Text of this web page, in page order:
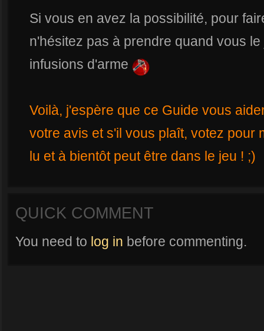
Si vous en avez la possibilité, pour
n'hésitez pas à prendre quand vous
infusions d'arme
Voilà, j'espère que ce Guide vous
votre avis et s'il vous plaît, votez pour
lu et à bientôt peut être dans le jeu ! ;)
QUICK COMMENT
You need to log in before commenting.